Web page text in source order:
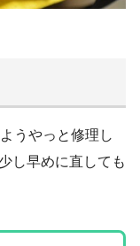
うやっと修理し
し早めに直しても